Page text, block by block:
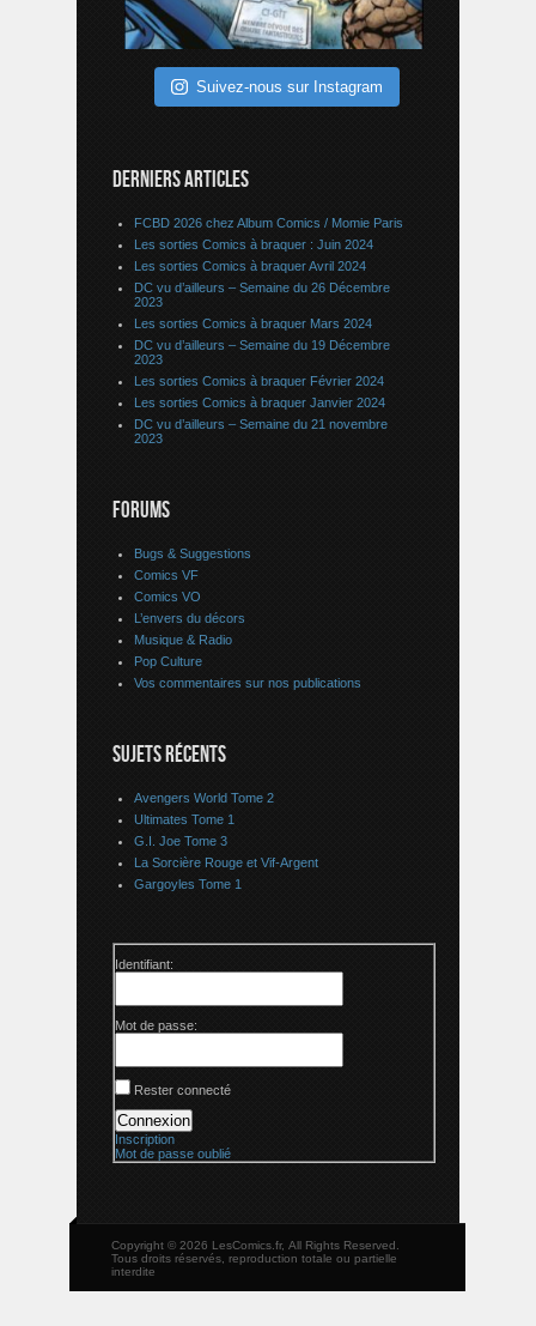
Suivez-nous sur Instagram
DERNIERS ARTICLES
FCBD 2026 chez Album Comics / Momie Paris
Les sorties Comics à braquer : Juin 2024
Les sorties Comics à braquer Avril 2024
DC vu d’ailleurs – Semaine du 26 Décembre
2023
Les sorties Comics à braquer Mars 2024
DC vu d’ailleurs – Semaine du 19 Décembre
2023
Les sorties Comics à braquer Février 2024
Les sorties Comics à braquer Janvier 2024
DC vu d’ailleurs – Semaine du 21 novembre
2023
FORUMS
Bugs & Suggestions
Comics VF
Comics VO
L’envers du décors
Musique & Radio
Pop Culture
Vos commentaires sur nos publications
SUJETS RÉCENTS
Avengers World Tome 2
Ultimates Tome 1
G.I. Joe Tome 3
La Sorcière Rouge et Vif-Argent
Gargoyles Tome 1
Identifiant:
Mot de passe:
Rester connecté
Connexion
Inscription
Mot de passe oublié
Copyright © 2026 LesComics.fr, All Rights Reserved.
Tous droits réservés, reproduction totale ou partielle
interdite